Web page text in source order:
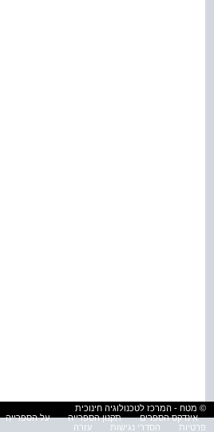
© מטח - המרכז לטכנולוגיה חינוכית
אינדקס הספרים
תקנון הספרייה על הספרייה
פרטיות
הסדרי נגישות עזרה